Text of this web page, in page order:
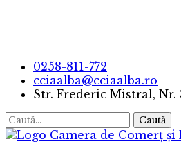
0258-811-772
cciaalba@cciaalba.ro
Str. Frederic Mistral, Nr.
Caută
Camera de Comerț